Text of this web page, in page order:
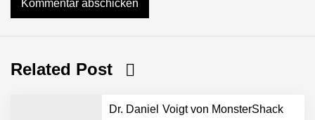
Related Post
Dr. Daniel Voigt von MonsterShack